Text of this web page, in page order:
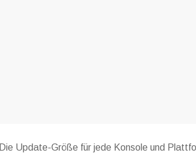
Die Update-Größe für jede Konsole und